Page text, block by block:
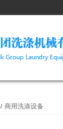
/ 商用洗涤设备